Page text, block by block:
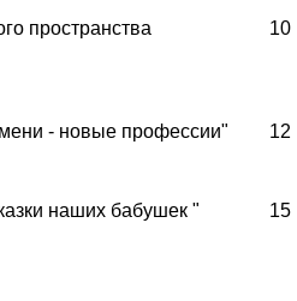
пространства
10
- новые профессии" 12
наших бабушек " 15